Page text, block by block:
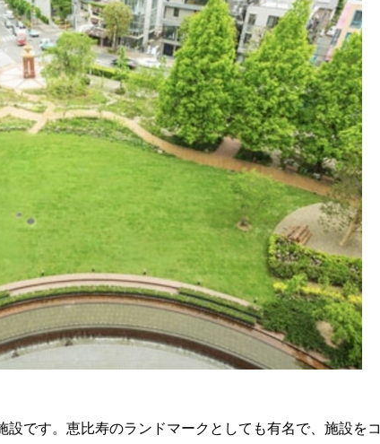
です。恵比寿のランドマークとしても有名で、施設をコ